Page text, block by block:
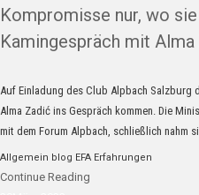
Kompromisse nur, wo
Kamingespräch mit
Auf Einladung des Club Alpbach
Alma Zadić ins Gespräch kommen. Die
mit dem Forum Alpbach, schließlich nahm
Allgemein blog EFA Erfahrungen
Continue Reading